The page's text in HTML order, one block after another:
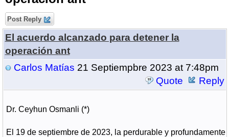
Post Reply
El acuerdo alcanzado para detener la
operación ant
Carlos Matías 21 Septiempbre 2023 at 7:48pm
Quote
Reply
Dr. Ceyhun Osmanli (*)
El 19 de septiembre de 2023, la perdurable y profundamente